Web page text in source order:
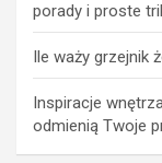
porady i proste
Ile waży grzejnik
Inspiracje
odmienią Twoje